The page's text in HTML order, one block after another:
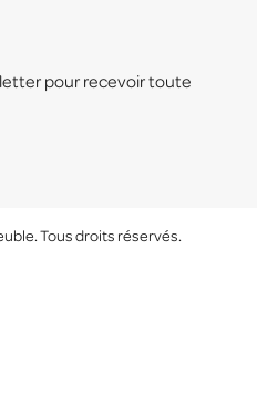
pour recevoir toute
Tous droits réservés.